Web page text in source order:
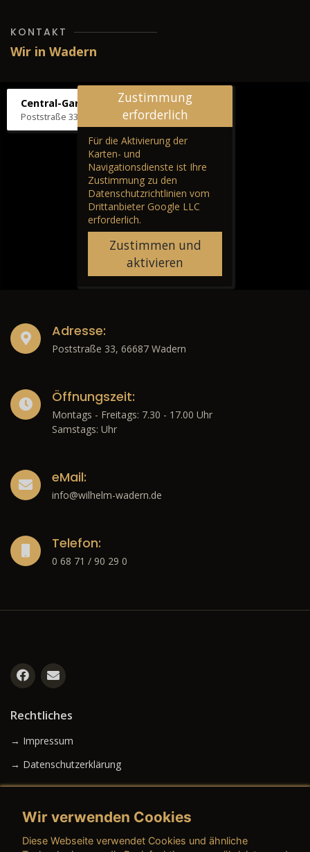
KONTAKT
Wir in Wadern
Central-Garage H. Wilhelm
Poststraße 33, 66687 Wadern
Zustimmung
erforderlich
Für die Aktivierung der
Karten- und
Navigationsdienste ist Ihre
Zustimmung zu den
Datenschutzrichtlinien vom
Drittanbieter Google LLC
erforderlich.
Zustimmen und
aktivieren
Adresse:
Poststraße 33, 66687 Wadern
Öffnungszeit:
Montags - Freitags: 7.30 - 17.00 Uhr
Samstags: Uhr
eMail:
info@wilhelm-wadern.de
Telefon:
0 68 71 / 90 29 0
Rechtliches
→ Impressum
→ Datenschutzerklärung
Wir verwenden Cookies
Diese Webseite verwendet Cookies und ähnliche